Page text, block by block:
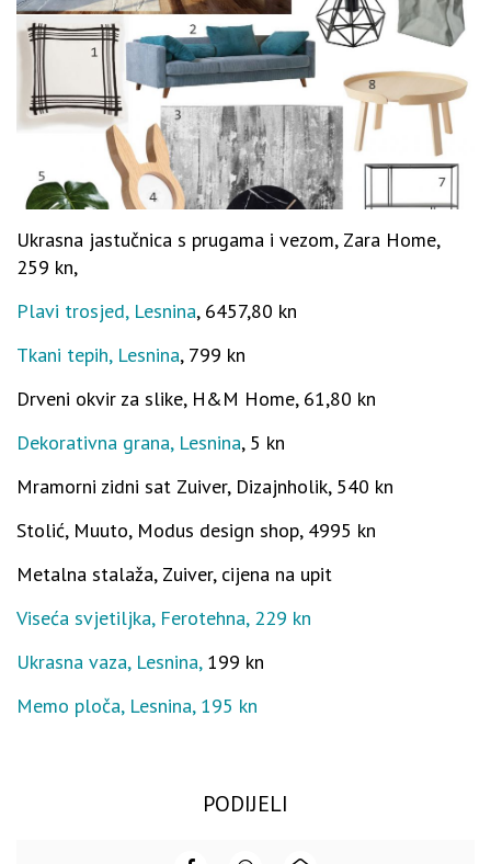
Ukrasna jastučnica s prugama i vezom, Zara Home,
259 kn,
Plavi trosjed, Lesnina, 6457,80 kn
Tkani tepih, Lesnina, 799 kn
Drveni okvir za slike, H&M Home, 61,80 kn
Dekorativna grana, Lesnina, 5 kn
Mramorni zidni sat Zuiver, Dizajnholik, 540 kn
Stolić, Muuto, Modus design shop, 4995 kn
Metalna stalaža, Zuiver, cijena na upit
Viseća svjetiljka, Ferotehna, 229 kn
Ukrasna vaza, Lesnina,199 kn
Memo ploča, Lesnina, 195 kn
PODIJELI